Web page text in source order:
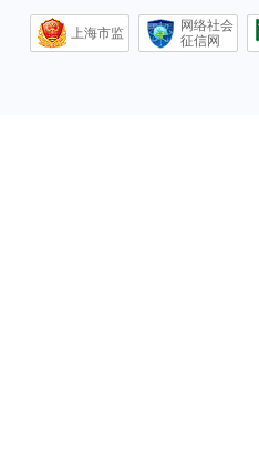
上海市监
网络社会
征信网